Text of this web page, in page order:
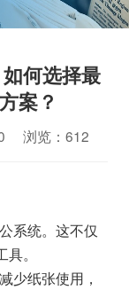
何选择最
案？
浏览：612
系统。这不仅
。
少纸张使用，